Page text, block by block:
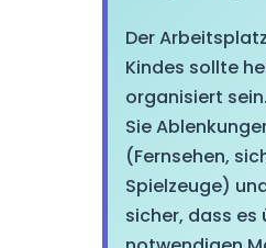
Der
Kindes sollte
organisiert
Sie
(Fernsehen,
Spielzeuge)
sicher, dass es